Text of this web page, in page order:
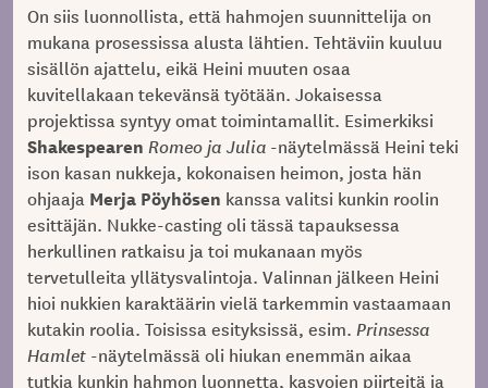
On siis luonnollista, että hahmojen suunnittelija on
mukana prosessissa alusta lähtien. Tehtäviin kuuluu
sisällön ajattelu, eikä Heini muuten osaa
kuvitellakaan tekevänsä työtään. Jokaisessa
projektissa syntyy omat toimintamallit. Esimerkiksi
Shakespearen Romeo ja Julia -näytelmässä Heini teki
ison kasan nukkeja, kokonaisen heimon, josta hän
ohjaaja Merja Pöyhösen kanssa valitsi kunkin roolin
esittäjän. Nukke-casting oli tässä tapauksessa
herkullinen ratkaisu ja toi mukanaan myös
tervetulleita yllätysvalintoja. Valinnan jälkeen Heini
hioi nukkien karaktäärin vielä tarkemmin vastaamaan
kutakin roolia. Toisissa esityksissä, esim. Prinsessa
Hamlet-näytelmässä oli hiukan enemmän aikaa
tutkia kunkin hahmon luonnetta, kasvojen piirteitä ja